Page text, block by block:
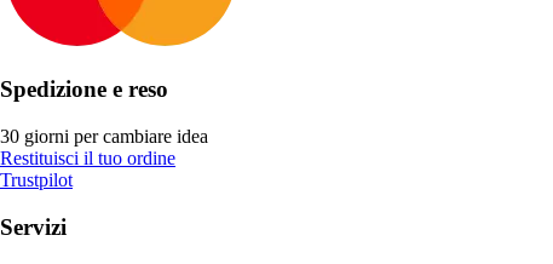
Spedizione e reso
30 giorni per cambiare idea
Restituisci il tuo ordine
Trustpilot
Servizi